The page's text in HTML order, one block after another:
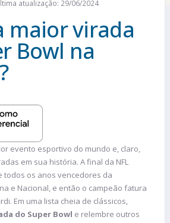
atualização: 29/06/2024
maior virada
Bowl na
evento esportivo do mundo e, claro,
em sua história. A final da NFL
todos os anos vencedores da
e Nacional, e então o campeão fatura
Em uma lista cheia de clássicos,
do Super Bowl e relembre outros